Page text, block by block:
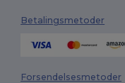
Betalingsmetoder
Forsendelsesmetoder